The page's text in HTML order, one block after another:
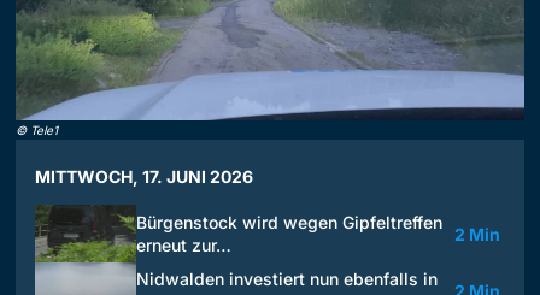
© Tele1
MITTWOCH, 17. JUNI 2026
Bürgenstock wird wegen Gipfeltreffen
erneut zur…
2 Min
Nidwalden investiert nun ebenfalls in
2 Min